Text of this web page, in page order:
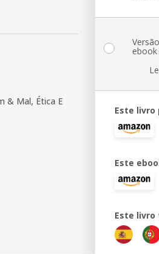
& Mal, Ética E
Versão
ebook
Este livro
Este
Este livro